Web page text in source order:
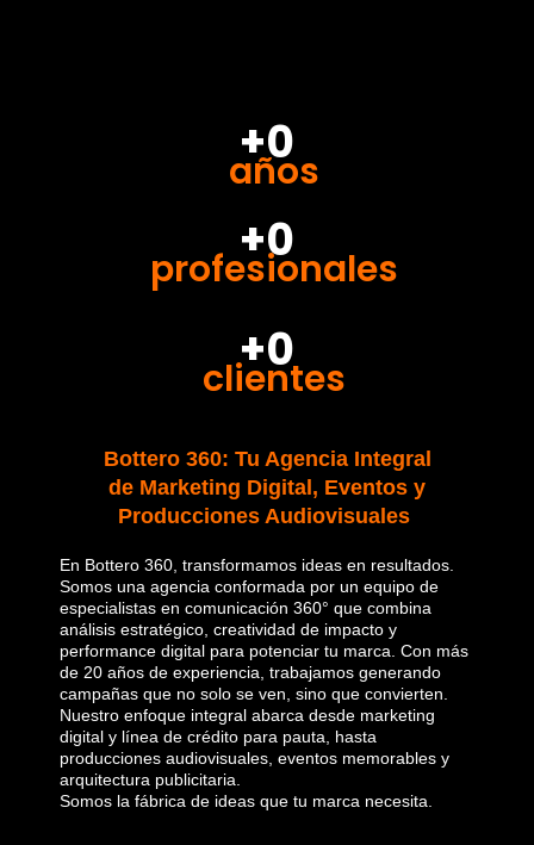
+0
años
+0
profesionales
+0
clientes
Bottero 360: Tu Agencia Integral
de Marketing Digital, Eventos y
Producciones Audiovisuales
En Bottero 360, transformamos ideas en resultados.
Somos una agencia conformada por un equipo de
especialistas en comunicación 360° que combina
análisis estratégico, creatividad de impacto y
performance digital para potenciar tu marca. Con más
de 20 años de experiencia, trabajamos generando
campañas que no solo se ven, sino que convierten.
Nuestro enfoque integral abarca desde marketing
digital y línea de crédito para pauta, hasta
producciones audiovisuales, eventos memorables y
arquitectura publicitaria.
Somos la fábrica de ideas que tu marca necesita.